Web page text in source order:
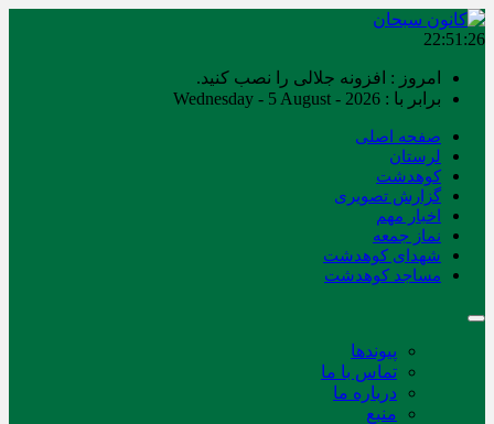
22:51:26
امروز : افزونه جلالی را نصب کنید.
برابر با : Wednesday - 5 August - 2026
صفحه اصلی
لرستان
کوهدشت
گزارش تصویری
اخبار مهم
نماز جمعه
شهدای کوهدشت
مساجد کوهدشت
پیوندها
تماس با ما
درباره ما
منبع